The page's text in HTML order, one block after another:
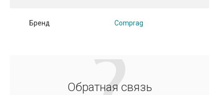
Бренд Comprag
Обратная связь